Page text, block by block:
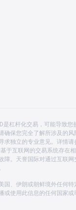
：+852 37596888
是杠杆化交易，可能导致
确保您完全了解所涉及的
求独立的专业意见。详情请
于互联网的交易系统存在
障。天誉国际对通过互联
国、伊朗或朝鲜境外任何
或使用此信息的任何国家